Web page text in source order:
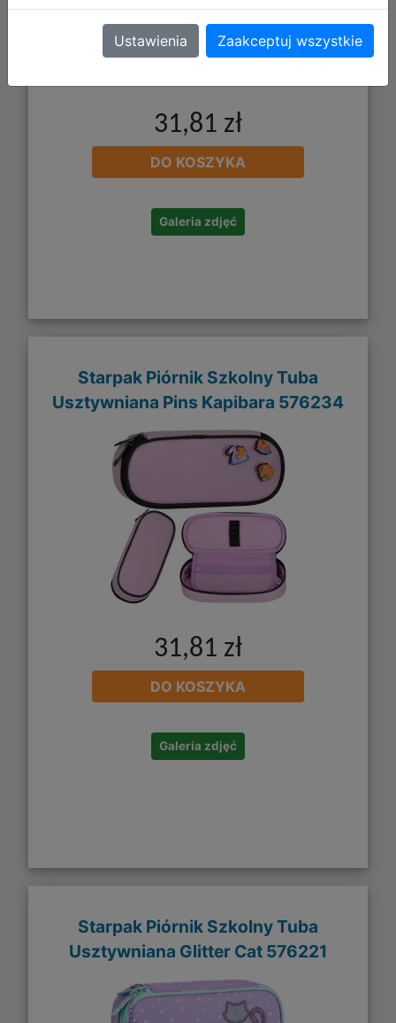
31,81 zł
DO KOSZYKA
Galeria zdjęć
Starpak Piórnik Szkolny Tuba
Usztywniana Pins Kapibara 576234
31,81 zł
DO KOSZYKA
Galeria zdjęć
Starpak Piórnik Szkolny Tuba
Usztywniana Glitter Cat 576221
Ustawienia Zaakceptuj wszystkie